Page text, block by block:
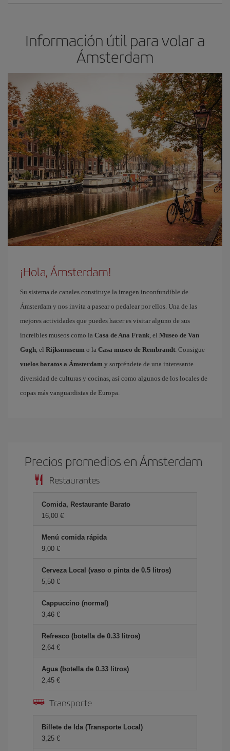
Información útil para volar a
Ámsterdam
¡Hola, Ámsterdam!
Su sistema de canales constituye la imagen inconfundible de
Ámsterdam y nos invita a pasear o pedalear por ellos. Una de las
mejores actividades que puedes hacer es visitar alguno de sus
increíbles museos como la Casa de Ana Frank, el Museo de Van
Gogh, el Rijksmuseum o la Casa museo de Rembrandt. Consigue
vuelos baratos a Ámsterdam y sorpréndete de una interesante
diversidad de culturas y cocinas, así como algunos de los locales de
copas más vanguardistas de Europa.
Precios promedios en Ámsterdam
Restaurantes
Comida, Restaurante Barato
16,00 €
Menú comida rápida
9,00 €
Cerveza Local (vaso o pinta de 0.5 litros)
5,50 €
Cappuccino (normal)
3,46 €
Refresco (botella de 0.33 litros)
2,64 €
Agua (botella de 0.33 litros)
2,45 €
Transporte
Billete de Ida (Transporte Local)
3,25 €